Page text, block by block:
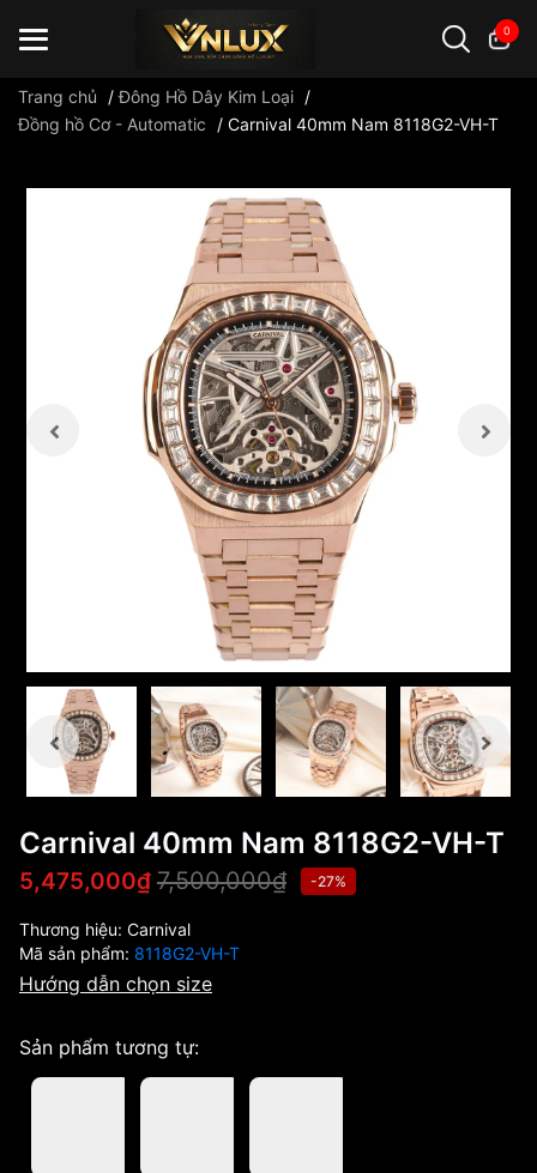
0
Trang chủ /Đông Hồ Dây Kim Loại /
Đồng hồ Cơ - Automatic
/ Carnival 40mm Nam 8118G2-VH-T
Carnival 40mm Nam 8118G2-VH-T
5,475,000₫ 7,500,000₫ -27%
Thương hiệu: Carnival
Mã sản phẩm: 8118G2-VH-T
Hướng dẫn chọn size
Sản phẩm tương tự: